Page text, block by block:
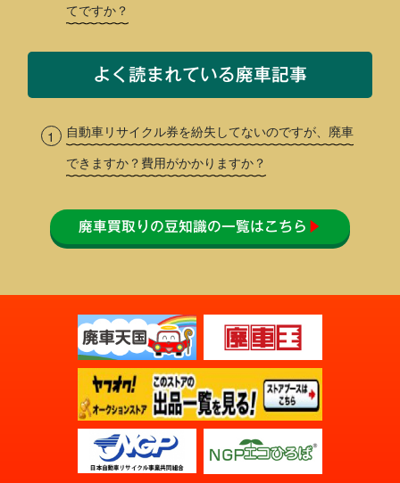
てですか？
よく読まれている廃車記事
自動車リサイクル券を紛失してないのですが、廃車
できますか？費用がかかりますか？
廃車買取りの豆知識の一覧はこちら ▶